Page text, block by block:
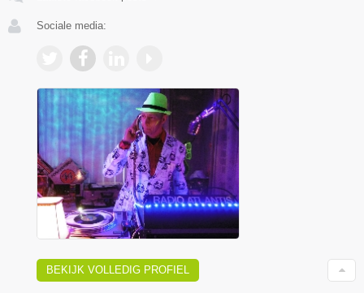
Sociale media:
BEKIJK VOLLEDIG PROFIEL